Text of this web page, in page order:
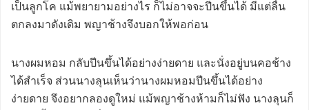
เป็นลูกโค แม้พยายามอย่างไร ก็ไม่อาจจะปีนขึ้นได้ มีแต่ลื่น
ตกลงมาดังเดิม พญาช้างจึงบอกให้พอก่อน
นางผมหอม กลับปีนขึ้นได้อย่างง่ายดาย และนั่งอยู่บนคอช้าง
ได้สำเร็จ ส่วนนางลุนเห็นว่านางผมหอมปีนขึ้นได้อย่าง
ง่ายดาย จึงอยากลองดูใหม่ แม้พญาช้างห้ามก็ไม่ฟัง นางลุนก็